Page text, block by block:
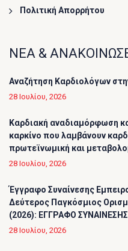
Πολιτική Απορρήτου
ΝΕΑ &
Αναζήτηση Καρδιολόγων
28 Ιουλίου, 2026
Καρδιακή αναδιαμόρφωση
καρκίνο που λαμβάνουν
πρωτεϊνωμική και
28 Ιουλίου, 2026
Έγγραφο Συναίνεσης
Δεύτερος Παγκόσμιος
(2026): ΕΓΓΡΑΦΟ ΣΥΝΑΙΝΕΣΗΣ
28 Ιουλίου, 2026